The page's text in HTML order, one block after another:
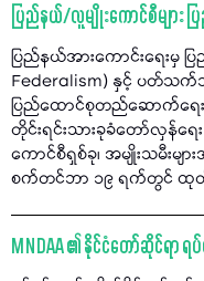
ပြည်နယ်/လူမျိုးကောင်စီများ
ပြည်နယ်အားကောင်းရေးမှ ပ
Federalism) နှင့် ပတ်
ပြည်ထောင်စုတည်ဆောက်ရေး
တိုင်းရင်းသားခုခံတော်လှန်ရ
ကောင်စီရှစ်ခု၊ အမျိုးသမီးမျ
စက်တင်ဘာ ၁၉ ရက်တွင် ထု
MNDAA ၏ နိုင်ငံတော်ဆိုင်ရာ